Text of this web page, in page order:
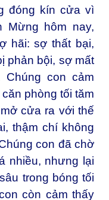
đóng kín cửa vì
Mừng hôm nay,
hãi: sợ thất bại,
phản bội, sợ mất
con cảm
phòng tối tăm
cửa ra với thế
thậm chí không
con đã chờ
nhiều, nhưng lại
trong bóng tối
còn cảm thấy